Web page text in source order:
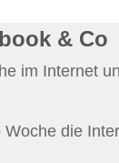
& Co
im Internet
die